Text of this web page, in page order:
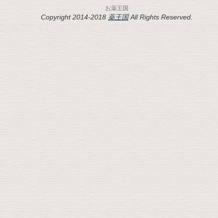
お薬王国
Copyright 2014-2018 薬王国All Rights Reserved.